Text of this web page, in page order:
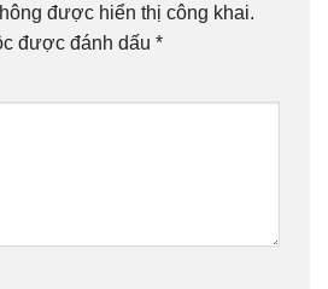
được hiển thị công khai.
được đánh dấu *